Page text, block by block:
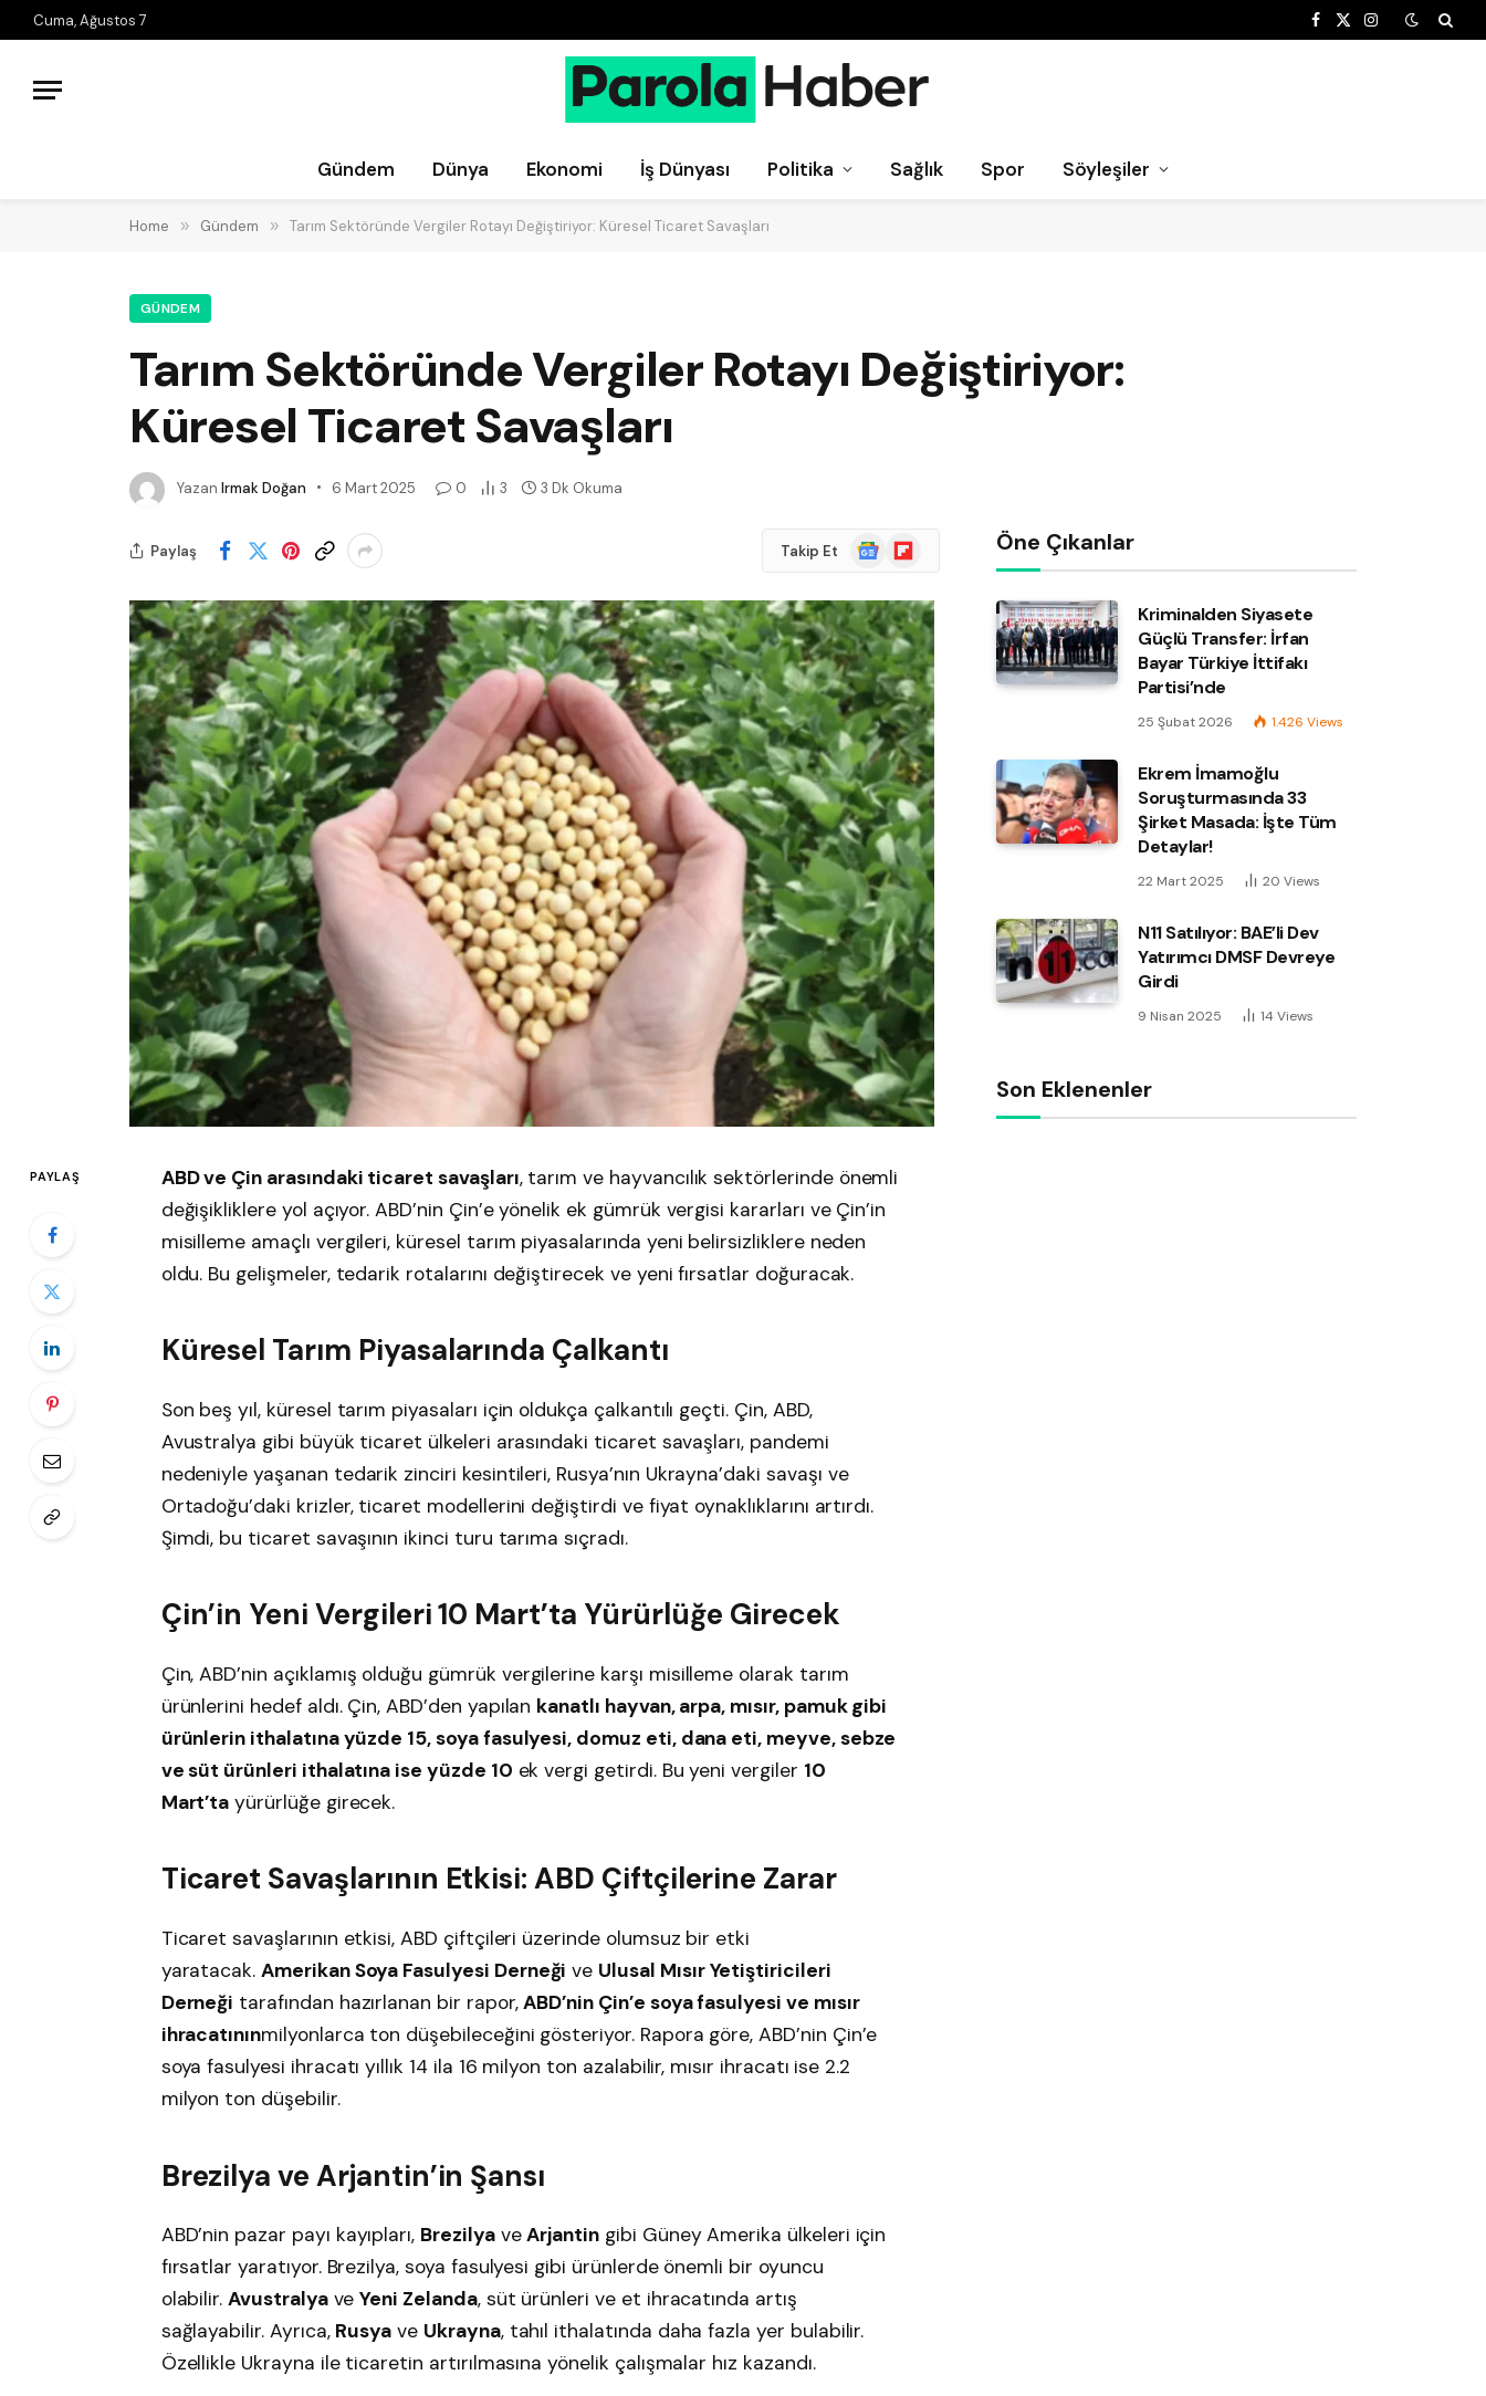
Cuma, Ağustos 7 Facebook
X
Instagram
Gündem Dünya Ekonomi İş Dünyası Politika Sağlık Spor Söyleşiler
Home » Gündem » Tarım Sektöründe Vergiler Rotayı Değiştiriyor: Küresel Ticaret Savaşları
GÜNDEM
Tarım Sektöründe Vergiler Rotayı Değiştiriyor:
Küresel Ticaret Savaşları
Yazan Irmak Doğan 6 Mart 2025 0 3 3 Dk Okuma
Paylaş Takip Et
Google
News
Flipboard
PAYLAŞ ABD ve Çin arasındaki ticaret savaşları, tarım ve hayvancılık sektörlerinde önemli
değişikliklere yol açıyor. ABD’nin Çin’e yönelik ek gümrük vergisi kararları ve Çin’in
misilleme amaçlı vergileri, küresel tarım piyasalarında yeni belirsizliklere neden
oldu. Bu gelişmeler, tedarik rotalarını değiştirecek ve yeni fırsatlar doğuracak.
Küresel Tarım Piyasalarında Çalkantı
Son beş yıl, küresel tarım piyasaları için oldukça çalkantılı geçti. Çin, ABD,
Avustralya gibi büyük ticaret ülkeleri arasındaki ticaret savaşları, pandemi
nedeniyle yaşanan tedarik zinciri kesintileri, Rusya’nın Ukrayna’daki savaşı ve
Ortadoğu’daki krizler, ticaret modellerini değiştirdi ve fiyat oynaklıklarını artırdı.
Şimdi, bu ticaret savaşının ikinci turu tarıma sıçradı.
Çin’in Yeni Vergileri 10 Mart’ta Yürürlüğe Girecek
Çin, ABD’nin açıklamış olduğu gümrük vergilerine karşı misilleme olarak tarım
ürünlerini hedef aldı. Çin, ABD’den yapılan kanatlı hayvan, arpa, mısır, pamuk gibi
ürünlerin ithalatına yüzde 15, soya fasulyesi, domuz eti, dana eti, meyve, sebze
ve süt ürünleri ithalatına ise yüzde 10 ek vergi getirdi. Bu yeni vergiler 10
Mart’ta yürürlüğe girecek.
Ticaret Savaşlarının Etkisi: ABD Çiftçilerine Zarar
Ticaret savaşlarının etkisi, ABD çiftçileri üzerinde olumsuz bir etki
yaratacak.Amerikan Soya Fasulyesi Derneği ve Ulusal Mısır Yetiştiricileri
Derneği tarafından hazırlanan bir rapor,ABD’nin Çin’e soya fasulyesi ve mısır
ihracatınınmilyonlarca ton düşebileceğini gösteriyor. Rapora göre, ABD’nin Çin’e
soya fasulyesi ihracatı yıllık 14 ila 16 milyon ton azalabilir, mısır ihracatı ise 2.2
milyon ton düşebilir.
Brezilya ve Arjantin’in Şansı
ABD’nin pazar payı kayıpları, BrezilyaveArjantin gibi Güney Amerika ülkeleri için
fırsatlar yaratıyor. Brezilya, soya fasulyesi gibi ürünlerde önemli bir oyuncu
olabilir.AvustralyaveYeni Zelanda, süt ürünleri ve et ihracatında artış
sağlayabilir. Ayrıca, Rusya ve Ukrayna, tahıl ithalatında daha fazla yer bulabilir.
Özellikle Ukrayna ile ticaretin artırılmasına yönelik çalışmalar hız kazandı.
Öne Çıkanlar
Kriminalden Siyasete
Güçlü Transfer: İrfan
Bayar Türkiye İttifakı
Partisi’nde
25 Şubat 2026 1.426 Views
Ekrem İmamoğlu
Soruşturmasında 33
Şirket Masada: İşte Tüm
Detaylar!
22 Mart 2025 20 Views
N11 Satılıyor: BAE’li Dev
Yatırımcı DMSF Devreye
Girdi
9 Nisan 2025 14 Views
Son Eklenenler